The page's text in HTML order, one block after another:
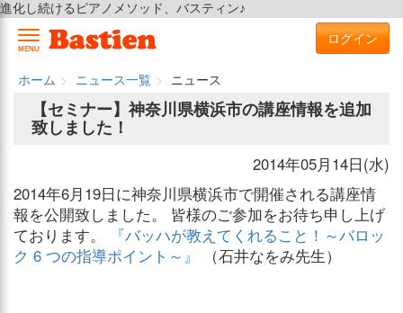
進化し続けるピアノメソッド、バスティン♪
MENU
ログイン
ホーム ニュース一覧
ニュース
【セミナー】神奈川県横浜市の講座情報を追加
致しました！
2014年05月14日(水)
2014年6月19日に神奈川県横浜市で開催される講座情
報を公開致しました。 皆様のご参加をお待ち申し上げ
ております。
『バッハが教えてくれること！～バロッ
ク 6 つの指導ポイント～』
（石井なをみ先生）